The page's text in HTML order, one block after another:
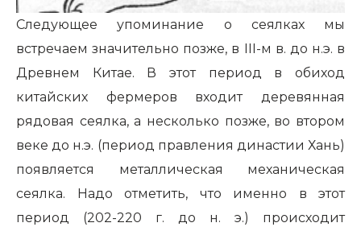
Следующее упоминание о сеялках мы
встречаем значительно позже, в III-м в. до н.э. в
Древнем Китае. В этот период в обиход
китайских фермеров входит деревянная
рядовая сеялка, а несколько позже, во втором
веке до н.э. (период правления династии Хань)
появляется металлическая механическая
сеялка. Надо отметить, что именно в этот
период (202-220 г. до н. э.) происходит